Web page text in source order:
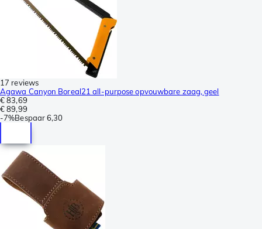
17 reviews
Agawa Canyon Boreal21 all-purpose opvouwbare zaag, geel
€ 83,69
€ 89,99
-7%Bespaar6,30